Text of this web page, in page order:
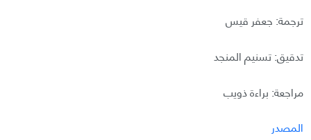
ترجمة: جعفر قيس
تدقيق: تسنيم المنجد
مراجعة: براءة ذويب
المصدر